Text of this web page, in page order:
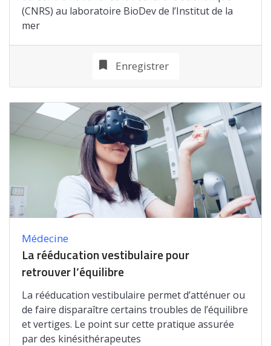
(CNRS) au laboratoire BioDev de l’Institut de la
mer
Enregistrer
Médecine
La rééducation vestibulaire pour
retrouver l’équilibre
La rééducation vestibulaire permet d’atténuer ou
de faire disparaître certains troubles de l’équilibre
et vertiges. Le point sur cette pratique assurée
par des kinésithérapeutes